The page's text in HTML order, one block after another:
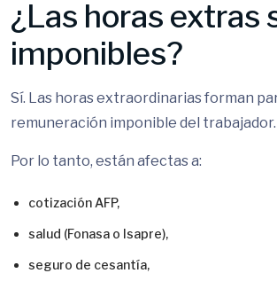
¿Las horas extras
imponibles?
Sí. Las horas extraordinarias forman
remuneración imponible del trabajador.
Por lo tanto, están afectas a:
cotización AFP,
salud (Fonasa o Isapre),
seguro de cesantía,